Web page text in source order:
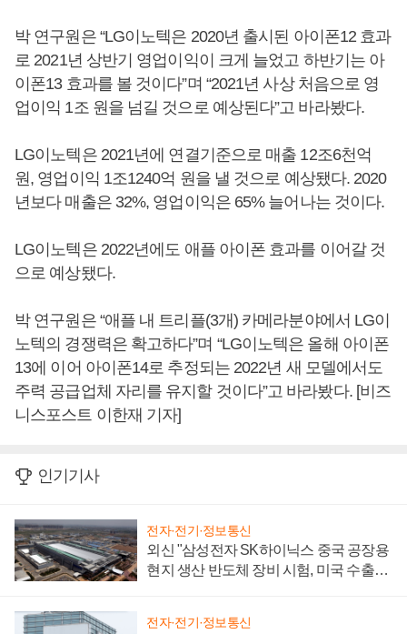
박 연구원은 “LG이노텍은 2020년 출시된 아이폰12 효과
로 2021년 상반기 영업이익이 크게 늘었고 하반기는 아
이폰13 효과를 볼 것이다”며 “2021년 사상 처음으로 영
업이익 1조 원을 넘길 것으로 예상된다”고 바라봤다.
LG이노텍은 2021년에 연결기준으로 매출 12조6천억
원, 영업이익 1조1240억 원을 낼 것으로 예상됐다. 2020
년보다 매출은 32%, 영업이익은 65% 늘어나는 것이다.
LG이노텍은 2022년에도 애플 아이폰 효과를 이어갈 것
으로 예상됐다.
박 연구원은 “애플 내 트리플(3개) 카메라분야에서 LG이
노텍의 경쟁력은 확고하다”며 “LG이노텍은 올해 아이폰
13에 이어 아이폰14로 추정되는 2022년 새 모델에서도
주력 공급업체 자리를 유지할 것이다”고 바라봤다. [비즈
니스포스트 이한재 기자]
인기기사
전자·전기·정보통신
외신 "삼성전자 SK하이닉스 중국 공장용
현지 생산 반도체 장비 시험, 미국 수출통
전자·전기·정보통신